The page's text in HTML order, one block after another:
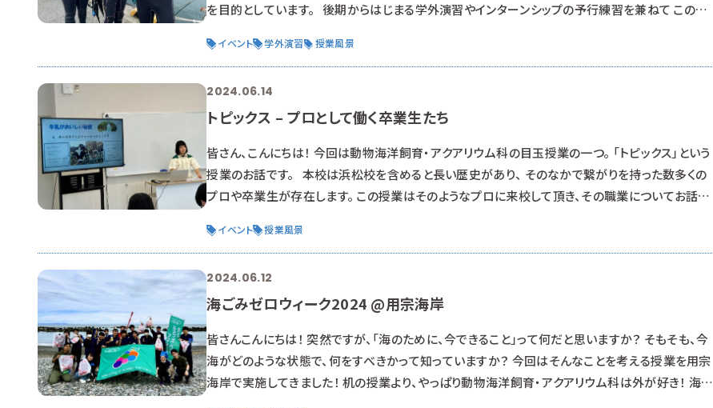
を目的としています。 後期からはじまる学外演習やインターンシップの予行練習を兼ねて この研
まることができて一安心😆 研修先は静岡県伊東市にある 「ドルフィンファンタジー」です。 到着後
イベント 学外演習 授業風景
2024.06.14
トピックス – プロとして働く卒業生たち
皆さん、こんにちは！ 今回は動物海洋飼育・アクアリウム科の目玉授業の一つ。 「トピックス」という
授業のお話です。 本校は浜松校を含めると長い歴史があり、 そのなかで繋がりを持った数多くの
プロや卒業生が存在します。 この授業はそのようなプロに来校して頂き、その職業についてお話を
は「まかいの牧場」で現役で働く卒業生。現在は牛や小動物の飼育担当をしています。 入学当初か
イベント 授業風景
2024.06.12
海ごみゼロウィーク2024 @用宗海岸
皆さんこんにちは！ 突然ですが、「海のために、今できること」って何だと思いますか？ そもそも、今
海がどのような状態で、何をすべきかって知っていますか？ 今回はそんなことを考える授業を用宗
海岸で実施してきました！ 机の授業より、やっぱり動物海洋飼育・アクアリウム科は外が好き！ 海に